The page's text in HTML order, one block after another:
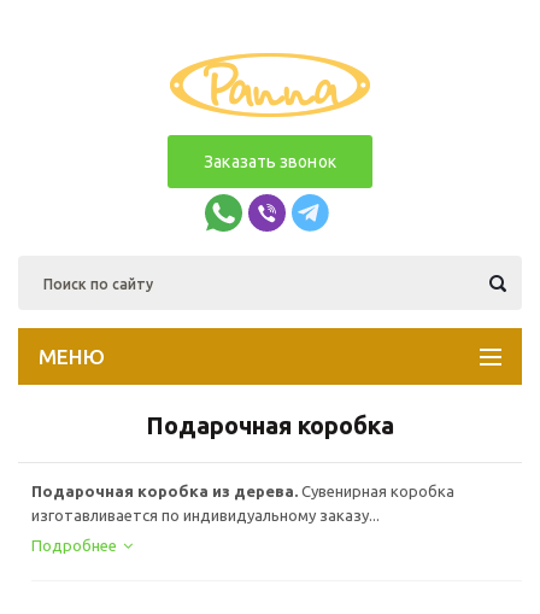
Заказать звонок
МЕНЮ
Подарочная коробка
Подарочная коробка из дерева. Сувенирная коробка
изготавливается по индивидуальному заказу...
Подробнее